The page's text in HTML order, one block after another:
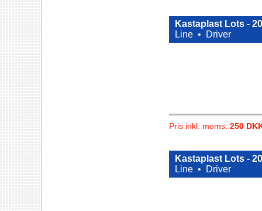
Kastaplast Lots -
Line •
Driver
Pris inkl. moms: 250
Kastaplast Lots -
Line •
Driver